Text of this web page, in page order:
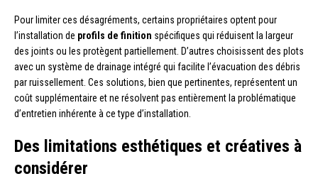
Pour limiter ces désagréments, certains propriétaires optent pour
l’installation de profils de finition spécifiques qui réduisent la largeur
des joints ou les protègent partiellement. D’autres choisissent des plots
avec un système de drainage intégré qui facilite l’évacuation des débris
par ruissellement. Ces solutions, bien que pertinentes, représentent un
coût supplémentaire et ne résolvent pas entièrement la problématique
d’entretien inhérente à ce type d’installation.
Des limitations esthétiques et créatives à
considérer